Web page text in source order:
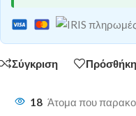
Σύγκριση Πρόσθήκη
18 Άτομα που